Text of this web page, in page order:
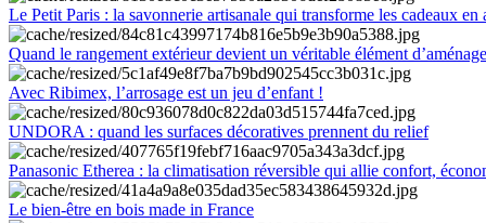
Le Petit Paris : la savonnerie artisanale qui transforme les cadeaux en
Quand le rangement extérieur devient un véritable élément
Avec Ribimex, l’arrosage est un jeu d’enfant !
UNDORA : quand les surfaces décoratives prennent du relief
Panasonic Etherea : la climatisation réversible qui allie confort,
Le bien-être en bois made in France